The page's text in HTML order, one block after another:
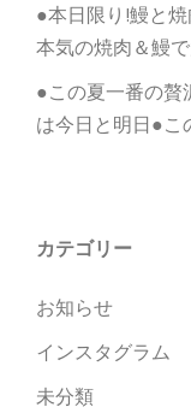
●本日限り!鰻と
本気の焼肉＆鰻
●この夏一番の贅
は今日と明日●こ
カテゴリー
お知らせ
インスタグラム
未分類